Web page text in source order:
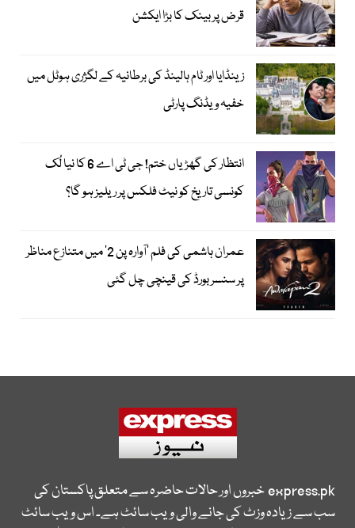
قرض پر بینک کا بڑا ایکشن
زینڈایا اور ٹام ہالینڈ کی برطانیہ کے لگژری ہوٹل میں
خفیہ ویڈنگ پارٹی
انتظار کی گھڑیاں ختم! جی ٹی اے 6 کا نیا لُک
کونسی تاریخ کو نیٹ فلکس پر ریلیز ہو گا؟
عمران ہاشمی کی فلم ’آوارہ پن 2‘ میں متنازع مناظر
پر سنسر بورڈ کی قینچی چل گئی
express.pkخبروں اور حالات حاضرہ سے متعلق پاکستان کی
سب سے زیادہ وزٹ کی جانے والی ویب سائٹ ہے۔ اس ویب سائٹ